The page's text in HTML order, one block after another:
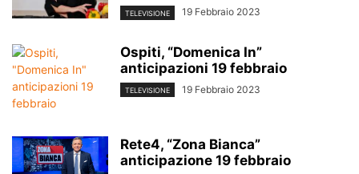
TELEVISIONE 19 Febbraio 2023
Ospiti, “Domenica In”
anticipazioni 19 febbraio
TELEVISIONE 19 Febbraio 2023
Rete4, “Zona Bianca”
anticipazione 19 febbraio